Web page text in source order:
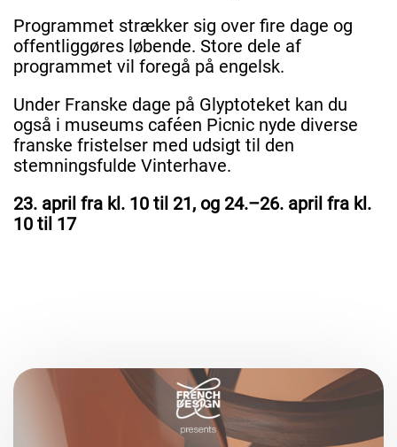
Programmet strækker sig over fire dage og
offentliggøres løbende. Store dele af
programmet vil foregå på engelsk.
Under Franske dage på Glyptoteket kan du
også i museums caféen Picnic nyde diverse
franske fristelser med udsigt til den
stemningsfulde Vinterhave.
23. april fra kl. 10 til 21, og 24.–26. april fra kl.
10 til 17